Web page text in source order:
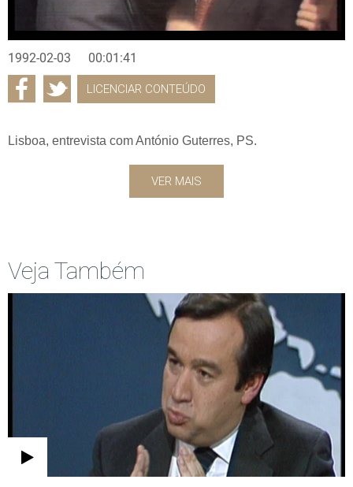
1992-02-03 00:01:41
LICENCIAR CONTEÚDO
Lisboa, entrevista com António Guterres, PS.
VER MAIS
Veja Também